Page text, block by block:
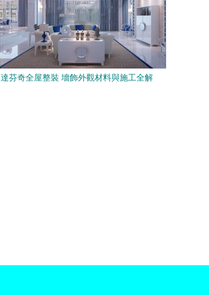
達芬奇全屋整裝 墻飾外觀材料與施工全解